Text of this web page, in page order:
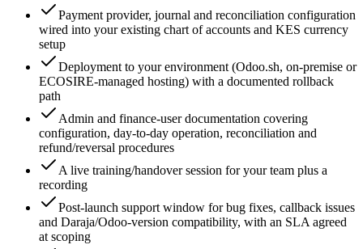
Payment provider, journal and reconciliation configuration
wired into your existing chart of accounts and KES currency
setup
Deployment to your environment (Odoo.sh, on-premise or
ECOSIRE-managed hosting) with a documented rollback
path
Admin and finance-user documentation covering
configuration, day-to-day operation, reconciliation and
refund/reversal procedures
A live training/handover session for your team plus a
recording
Post-launch support window for bug fixes, callback issues
and Daraja/Odoo-version compatibility, with an SLA agreed
at scoping